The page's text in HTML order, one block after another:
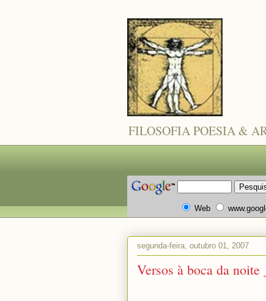
FILOSOFIA POESIA &
Web
segunda-feira, outubro 01, 2007
Versos à boca da